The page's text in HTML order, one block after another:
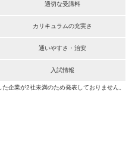
適切な受講料
カリキュラムの充実さ
通いやすさ・治安
入試情報
企業が2社未満のため発表しておりません。